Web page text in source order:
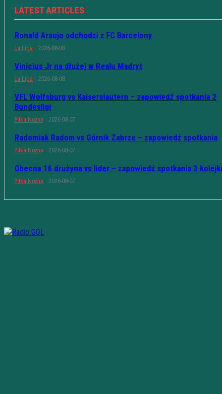
LATEST ARTICLES
Ronald Araujo odchodzi z FC Barcelony
La Liga 2026-08-08
Vinicius Jr na dłużej w Realu Madryt
La Liga 2026-08-08
VFL Wolfsburg vs Kaiserslautern – zapowiedź spotkania 2
Bundesligi
Piłka Nożna 2026-08-07
Radomiak Radom vs Górnik Zabrze – zapowiedź spotkania
Piłka Nożna 2026-08-07
Obecna 16 drużyna vs lider – zapowiedź spotkania 3 kolejki
Piłka Nożna 2026-08-07